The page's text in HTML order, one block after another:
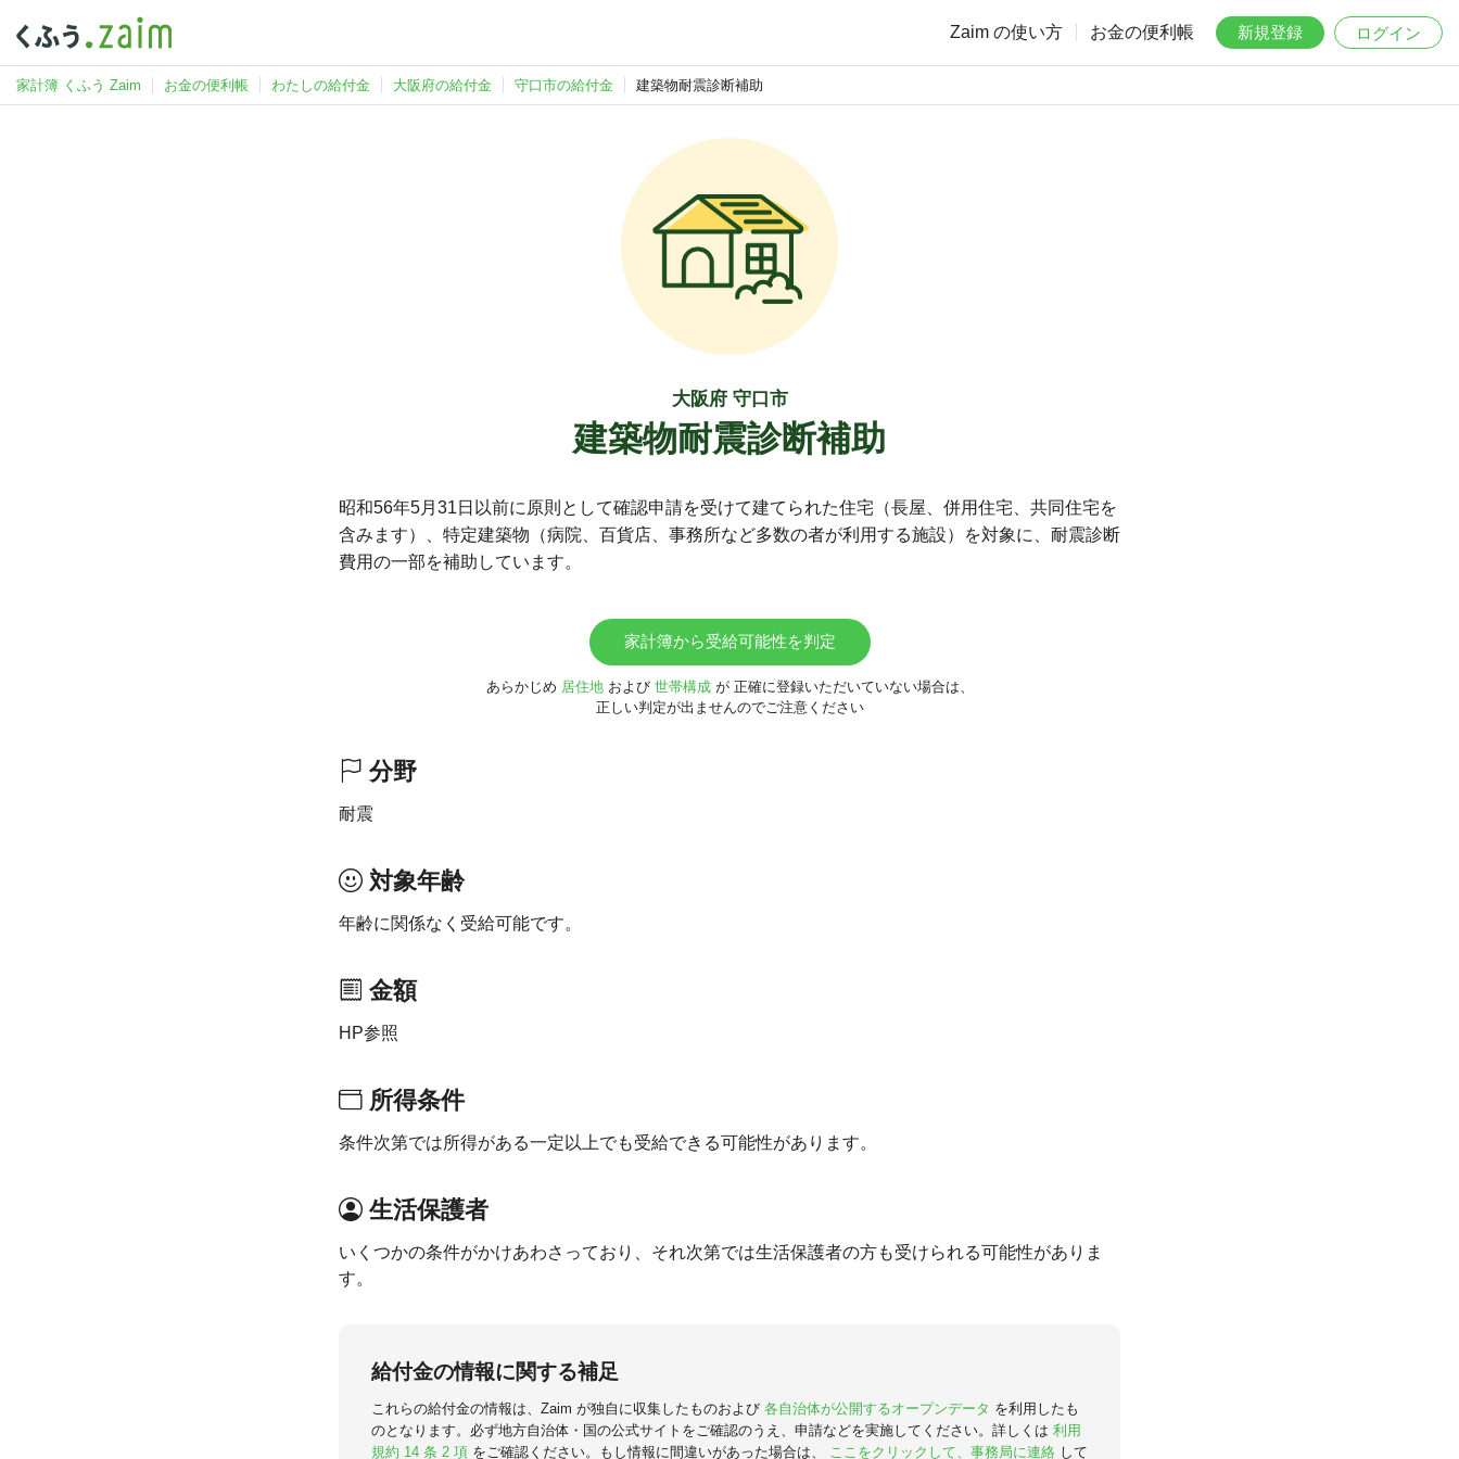
Zaim の使い方 お金の便利帳 新規登録 ログイン
家計簿 くふう Zaim お金の便利帳 わたしの給付金 大阪府の給付金 守口市の給付金 建築物耐震診断補助
大阪府 守口市
建築物耐震診断補助
昭和56年5月31日以前に原則として確認申請を受けて建てられた住宅（長屋、併用住宅、共同住宅を
含みます）、特定建築物（病院、百貨店、事務所など多数の者が利用する施設）を対象に、耐震診断
費用の一部を補助しています。
家計簿から受給可能性を判定
あらかじめ 居住地および 世帯構成が 正確に登録いただいていない場合は、
正しい判定が出ませんのでご注意ください
分野
耐震
対象年齢
年齢に関係なく受給可能です。
金額
HP参照
所得条件
条件次第では所得がある一定以上でも受給できる可能性があります。
生活保護者
いくつかの条件がかけあわさっており、それ次第では生活保護者の方も受けられる可能性がありま
す。
給付金の情報に関する補足
これらの給付金の情報は、Zaim が独自に収集したものおよび 各自治体が公開するオープンデータ を利用したも
のとなります。必ず地方自治体・国の公式サイトをご確認のうえ、申請などを実施してください。詳しくは 利用
規約 14 条 2 項 をご確認ください。もし情報に間違いがあった場合は、 ここをクリックして、事務局に連絡 して